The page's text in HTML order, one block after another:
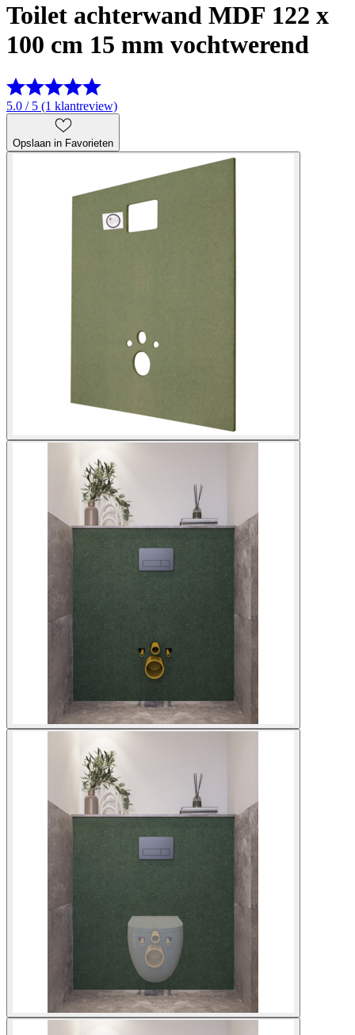
Toilet achterwand MDF 122 x
100 cm 15 mm vochtwerend
5.0 / 5 (1 klantreview)
Opslaan in Favorieten